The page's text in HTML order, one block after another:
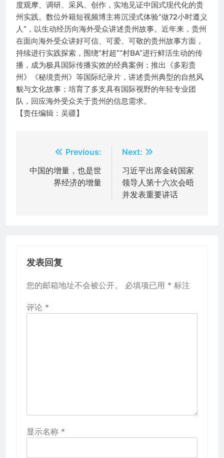
度观摩、调研、采风、创作，实地见证中国式现代化的贵
州实践。数位外籍短视频博主将沉浸式体验“做72小时遵义
人”，以生动经历向海外受众讲述贵州故事。近年来，贵州
在面向海外受众讲好可信、可爱、可敬的贵州故事方面，
持续进行实践探索，围绕“村超”“村BA”进行鲜活生动的传
播，成为极具国际传播实效的经典案例；推出《多彩贵
州》《秘境贵州》等国际纪录片，讲述贵州典型的自然风
貌与文化故事；培育了多支具有国际视野的年轻专业团
队，回应海外受众关于贵州的信息需求。
【责任编辑：吴疆】
章
Previous:
中国的增量，也是世
界经济的增量
Next:
习近平出席金砖国家
领导人第十六次会晤
并发表重要讲话
发表回复
您的邮箱地址不会被公开。 必填项已用 * 标注
评论 *
显示名称 *